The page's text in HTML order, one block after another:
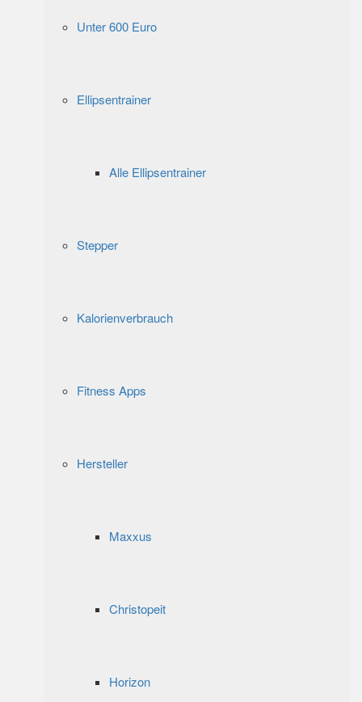
Unter 600 Euro
Ellipsentrainer
Alle Ellipsentrainer
Stepper
Kalorienverbrauch
Fitness Apps
Hersteller
Maxxus
Christopeit
Horizon